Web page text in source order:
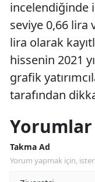
incelendiğinde
seviye 0,66 lira
lira olarak
hissenin 2021
grafik
tarafından
Yorumlar
Takma Ad
Yorum yapmak için,